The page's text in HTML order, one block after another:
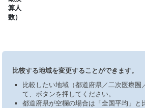
算人
数）
比較する地域を変更することができます。
比較したい地域（都道府県／二次医療圏
て、ボタンを押してください。
都道府県が空欄の場合は「全国平均」と